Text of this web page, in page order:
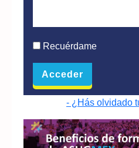
Recuérdame
- ¿Hás olvidado